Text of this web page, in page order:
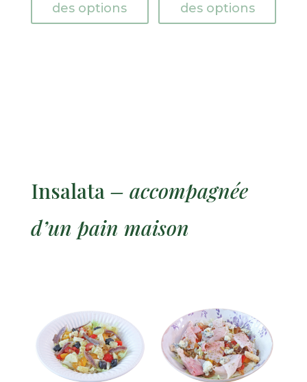
des options
des options
Insalata – accompagnée
d’un pain maison